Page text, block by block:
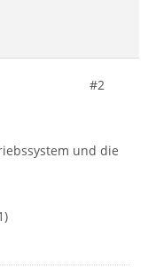
#2
und die